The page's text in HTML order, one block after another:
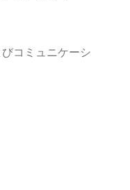
コミュニケーシ